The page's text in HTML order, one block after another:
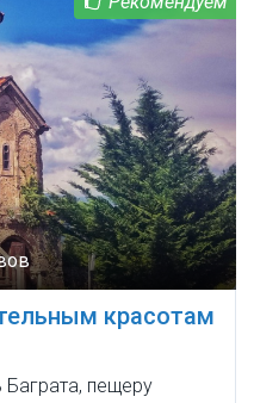
красотам
пещеру